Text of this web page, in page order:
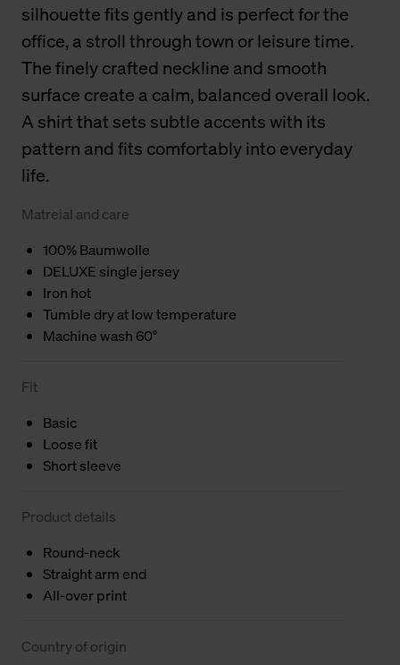
silhouette fits gently and is perfect for the
office, a stroll through town or leisure time.
The finely crafted neckline and smooth
surface create a calm, balanced overall look.
A shirt that sets subtle accents with its
pattern and fits comfortably into everyday
life.
Matreial and care
100% Baumwolle
DELUXE single jersey
Iron hot
Tumble dry at low temperature
Machine wash 60°
Fit
Basic
Loose fit
Short sleeve
Product details
Round-neck
Straight arm end
All-over print
Country of origin